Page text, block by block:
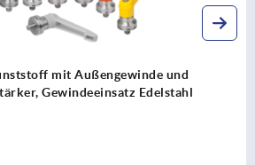
mit Außengewinde und
Gewindeeinsatz Edelstahl